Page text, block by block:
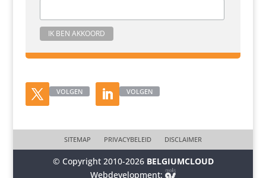
VOLGEN VOLGEN
SITEMAP PRIVACYBELEID DISCLAIMER
© Copyright 2010-2026 BELGIUMCLOUD
Webdevelopment: